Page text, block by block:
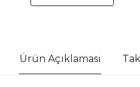
Ürün Açıklaması